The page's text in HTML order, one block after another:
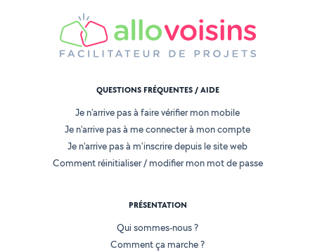
QUESTIONS FRÉQUENTES / AIDE
Je n'arrive pas à faire vérifier mon mobile
Je n'arrive pas à me connecter à mon compte
Je n'arrive pas à m'inscrire depuis le site web
Comment réinitialiser / modifier mon mot de passe
PRÉSENTATION
Qui sommes-nous ?
Comment ça marche ?